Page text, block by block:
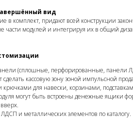
вид
в комплект, придают всей конструкции
части модулей и интегрируя их в общий
(сплошные, перфорированные, панели
кассовую зону зоной импульсной
крючками для навески, корзинами,
могут быть встроены денежные ящики
и металлических элементов по каталогу.